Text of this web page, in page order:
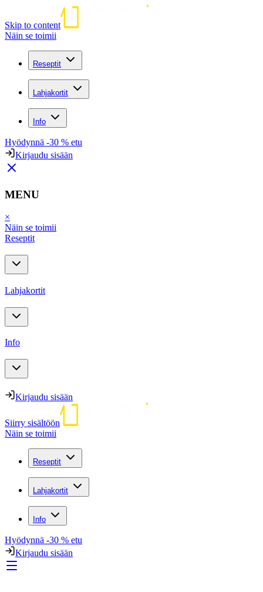
Skip to content
Näin se toimii
Reseptit
Lahjakortit
Info
Hyödynnä -30 % etu
Kirjaudu sisään
MENU
×
Näin se toimii
Reseptit
Lahjakortit
Info
Kirjaudu sisään
Siirry sisältöön
Näin se toimii
Reseptit
Lahjakortit
Info
Hyödynnä -30 % etu
Kirjaudu sisään